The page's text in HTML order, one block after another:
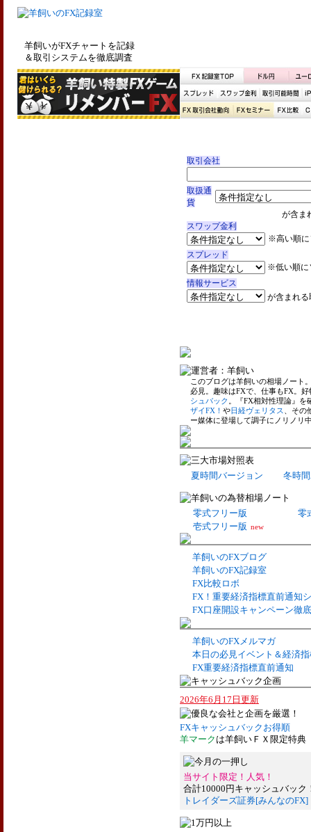
羊飼いがFXチャートを記録
＆取引システムを徹底調査
このブログは羊飼いの相場ノート
必見。趣味はFXで、仕事もFX。好
シュバック 。『FX相対性理論』を
ザイFX！ や日経ヴェリタス
、そ
ー媒体に登場して調子にノリノリ
夏時間バージョン 冬時
零式フリー版
零
壱式フリー版 new
羊飼いのFXブログ
羊飼いのFX記録室
FX比較ロボ
FX！重要経済指標直前通知
FX口座開設キャンペーン徹
羊飼いのFXメルマガ
本日の必見イベント＆経済
FX重要経済指標直前通知
2026年6月17日更新
FXキャッシュバックお得順
羊マーク は羊飼いＦＸ限定特典
当サイト限定！人気！
合計10000円キャッシュバック
トレイダーズ証券[みんなのFX]